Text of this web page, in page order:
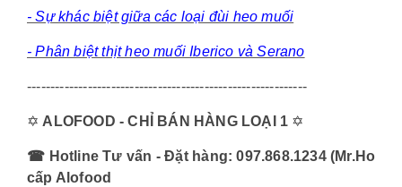
- Sự khác biệt giữa các loại đùi heo muối
- Phân biệt thịt heo muối Iberico và Serano
------------------------------------------------------------
✡️ ALOFOOD - CHỈ BÁN HÀNG LOẠI 1 ✡️
☎ Hotline Tư vấn - Đặt hàng: 097.868.1234
cấp Alofood